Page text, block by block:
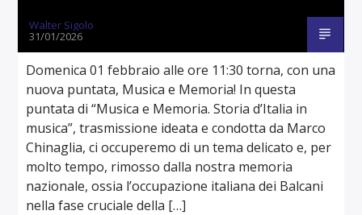
Walter Sigolo
31/01/2026
Domenica 01 febbraio alle ore 11:30 torna, con una
nuova puntata, Musica e Memoria! In questa
puntata di “Musica e Memoria. Storia d’Italia in
musica”, trasmissione ideata e condotta da Marco
Chinaglia, ci occuperemo di un tema delicato e, per
molto tempo, rimosso dalla nostra memoria
nazionale, ossia l’occupazione italiana dei Balcani
nella fase cruciale della […]